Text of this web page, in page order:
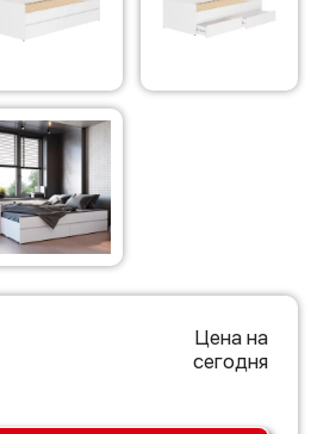
Цена на
сегодня